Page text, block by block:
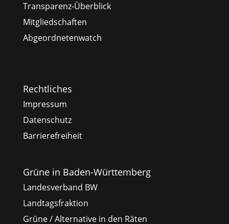
Transparenz-Überblick
Mitgliedschaften
Abgeordnetenwatch
Rechtliches
Impressum
Datenschutz
Barrierefreiheit
Grüne in Baden-Württemberg
Landesverband BW
Landtagsfraktion
Grüne / Alternative in den Räten